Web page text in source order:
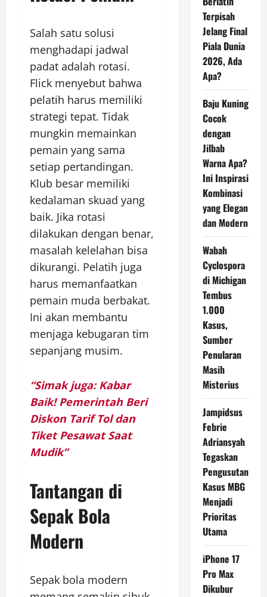
Salah satu solusi
menghadapi jadwal
padat adalah rotasi.
Flick menyebut bahwa
pelatih harus memiliki
strategi tepat. Tidak
mungkin memainkan
pemain yang sama
setiap pertandingan.
Klub besar memiliki
kedalaman skuad yang
baik. Jika rotasi
dilakukan dengan benar,
masalah kelelahan bisa
dikurangi. Pelatih juga
harus memanfaatkan
pemain muda berbakat.
Ini akan membantu
menjaga kebugaran tim
sepanjang musim.
“Simak juga: Kabar
Baik! Pemerintah Beri
Diskon Tarif Tol dan
Tiket Pesawat Saat
Mudik”
Tantangan di
Sepak Bola
Modern
Sepak bola modern
Terpisah
Jelang Final
Piala Dunia
2026, Ada
Apa?
Baju Kuning
Cocok
dengan
Jilbab
Warna Apa?
Ini Inspirasi
Kombinasi
yang Elegan
dan Modern
Wabah
Cyclospora
di Michigan
Tembus
1.000
Kasus,
Sumber
Penularan
Masih
Misterius
Jampidsus
Febrie
Adriansyah
Tegaskan
Pengusutan
Kasus MBG
Menjadi
Prioritas
Utama
iPhone 17
Pro Max
Dikubur